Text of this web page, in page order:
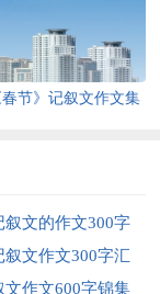
春节》记叙文作文集
叙文的作文300字
叙文作文300字汇
文作文600字锦集